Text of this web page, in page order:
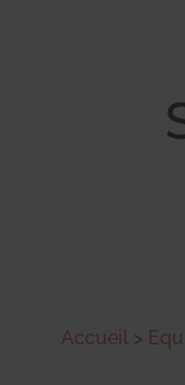
Accueil >